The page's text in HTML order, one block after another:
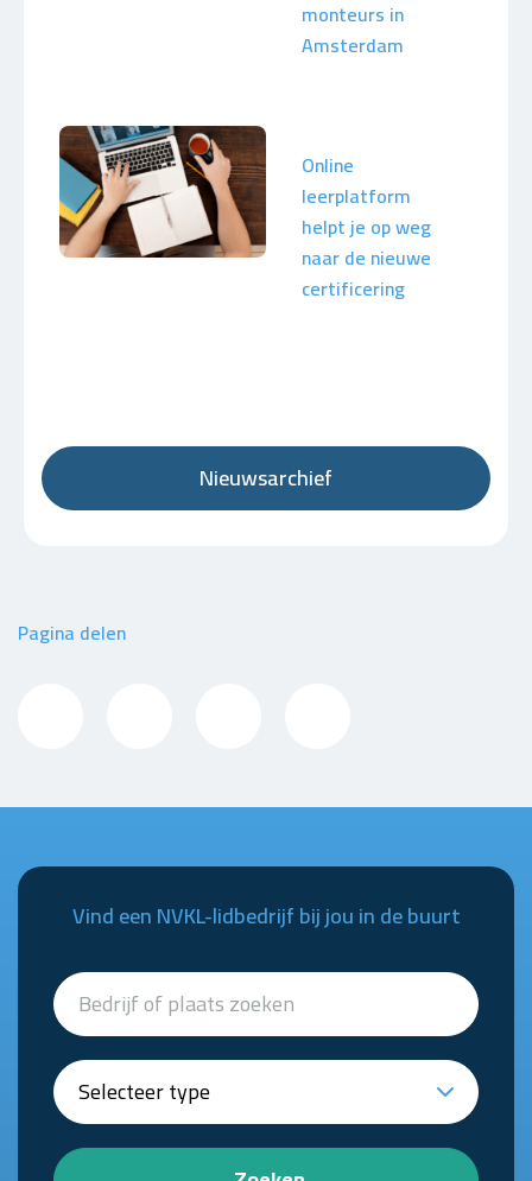
monteurs in
Amsterdam
Online
leerplatform
helpt je op weg
naar de nieuwe
certificering
Nieuwsarchief
Pagina delen
Vind een NVKL-lidbedrijf bij jou in de buurt